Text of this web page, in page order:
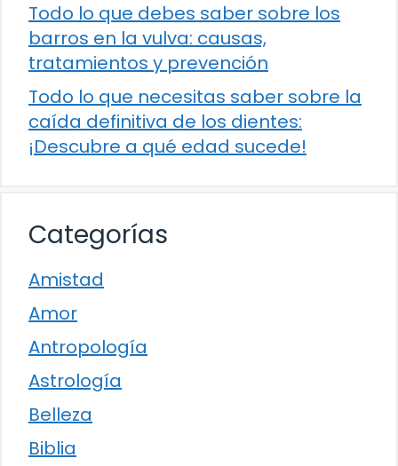
Todo lo que debes saber sobre los
barros en la vulva: causas,
tratamientos y prevención
Todo lo que necesitas saber sobre la
caída definitiva de los dientes:
¡Descubre a qué edad sucede!
Categorías
Amistad
Amor
Antropología
Astrología
Belleza
Biblia